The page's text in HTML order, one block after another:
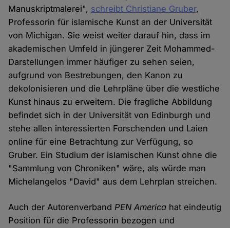
Manuskriptmalerei", schreibt Christiane Gruber,
Professorin für islamische Kunst an der Universität
von Michigan. Sie weist weiter darauf hin, dass im
akademischen Umfeld in jüngerer Zeit Mohammed-
Darstellungen immer häufiger zu sehen seien,
aufgrund von Bestrebungen, den Kanon zu
dekolonisieren und die Lehrpläne über die westliche
Kunst hinaus zu erweitern. Die fragliche Abbildung
befindet sich in der Universität von Edinburgh und
stehe allen interessierten Forschenden und Laien
online für eine Betrachtung zur Verfügung, so
Gruber. Ein Studium der islamischen Kunst ohne die
"Sammlung von Chroniken" wäre, als würde man
Michelangelos "David" aus dem Lehrplan streichen.
Auch der AutorenverbandPEN America hat eindeutig
Position für die Professorin bezogen und